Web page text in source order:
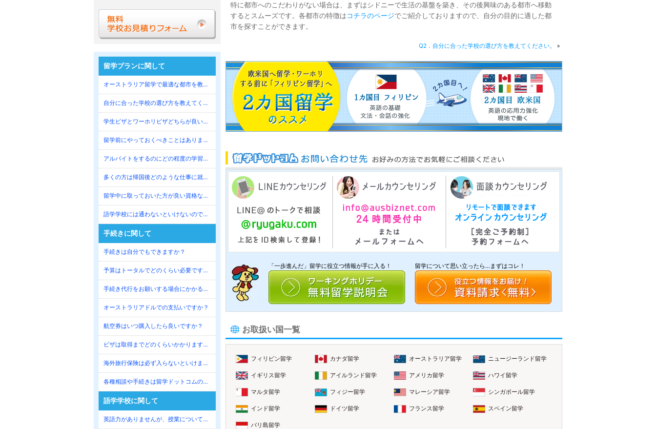
特に都市へのこだわりがない場合は、まずはシドニーで生活の基盤を築き、その後興味のある都市へ移動
するとスムーズです。各都市の特徴はコチラのページでご紹介しておりますので、自分の目的に適した都
市を探すことができます。
Q2．自分に合った学校の選び方を教えてください。 »
「一歩進んだ」留学に役立つ情報が手に入る！ 留学について思い立ったら…まずはコレ！
お取扱い国一覧
フィリピン留学 カナダ留学 オーストラリア留学 ニュージーランド留学
イギリス留学 アイルランド留学 アメリカ留学 ハワイ留学
マルタ留学 フィジー留学 マレーシア留学 シンガポール留学
インド留学 ドイツ留学 フランス留学 スペイン留学
バリ島留学
留学プランに関して
オーストラリア留学で最適な都市を教えてください。
自分に合った学校の選び方を教えてください。
学生ビザとワーホリビザどちらが良いか迷っています。
留学前にやっておくべきことはありますか？
アルバイトをするのにどの程度の学習期間が必要ですか？
多くの方は帰国後どのような仕事に就くのですか？
留学中に取っておいた方が良い資格などありますか？
語学学校には通わないといけないのでしょうか？
手続きに関して
手続きは自分でもできますか？
予算はトータルでどのくらい必要ですか？
手続き代行をお願いする場合にかかる費用はいくらですか？
オーストラリアドルでの支払いですか？
航空券はいつ購入したら良いですか？
ビザは取得までどのくらいかかりますか？
海外旅行保険は必ず入らないといけませんか？
各種相談や手続きは留学ドットコムの事務所に毎回行かないといけませんか？
語学学校に関して
英語力がありませんが、授業についていけますか？